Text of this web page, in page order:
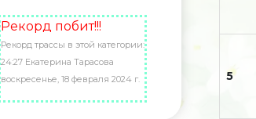
Рекорд побит!!!
Рекорд трассы в этой категории:
24:27 Екатерина Тарасова
воскресенье, 18 февраля 2024 г.
5